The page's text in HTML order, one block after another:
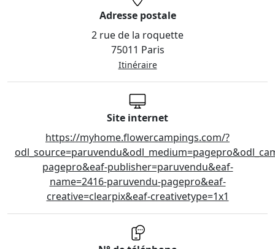
Adresse postale
2 rue de la roquette
75011 Paris
Itinéraire
Site internet
https://myhome.flowercampings.com/?
pagepro&eaf-publisher=paruvendu&eaf-
name=2416-paruvendu-pagepro&eaf-
creative=clearpix&eaf-creativetype=1x1